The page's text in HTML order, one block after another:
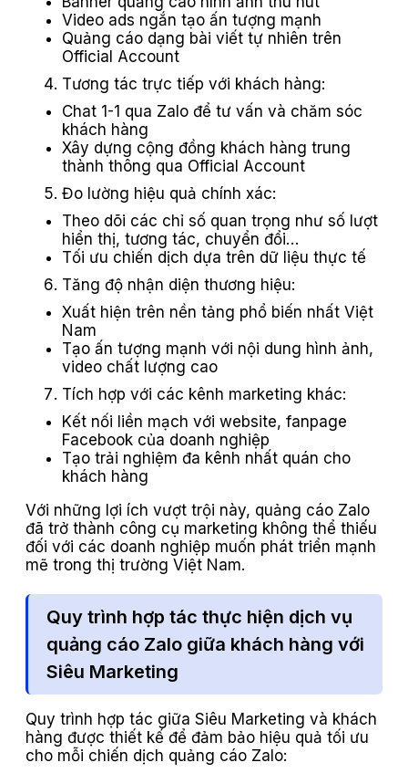
Video ads ngắn tạo ấn tượng mạnh
Quảng cáo dạng bài viết tự nhiên trên
Official Account
Tương tác trực tiếp với khách hàng:
Chat 1-1 qua Zalo để tư vấn và chăm sóc
khách hàng
Xây dựng cộng đồng khách hàng trung
thành thông qua Official Account
Đo lường hiệu quả chính xác:
Theo dõi các chỉ số quan trọng như số lượt
hiển thị, tương tác, chuyển đổi…
Tối ưu chiến dịch dựa trên dữ liệu thực tế
Tăng độ nhận diện thương hiệu:
Xuất hiện trên nền tảng phổ biến nhất Việt
Nam
Tạo ấn tượng mạnh với nội dung hình ảnh,
video chất lượng cao
Tích hợp với các kênh marketing khác:
Kết nối liền mạch với website, fanpage
Facebook của doanh nghiệp
Tạo trải nghiệm đa kênh nhất quán cho
khách hàng
Với những lợi ích vượt trội này, quảng cáo Zalo
đã trở thành công cụ marketing không thể thiếu
đối với các doanh nghiệp muốn phát triển mạnh
mẽ trong thị trường Việt Nam.
Quy trình hợp tác thực hiện dịch vụ
quảng cáo Zalo giữa khách hàng với
Siêu Marketing
Quy trình hợp tác giữa Siêu Marketing và khách
hàng được thiết kế để đảm bảo hiệu quả tối ưu
cho mỗi chiến dịch quảng cáo Zalo: